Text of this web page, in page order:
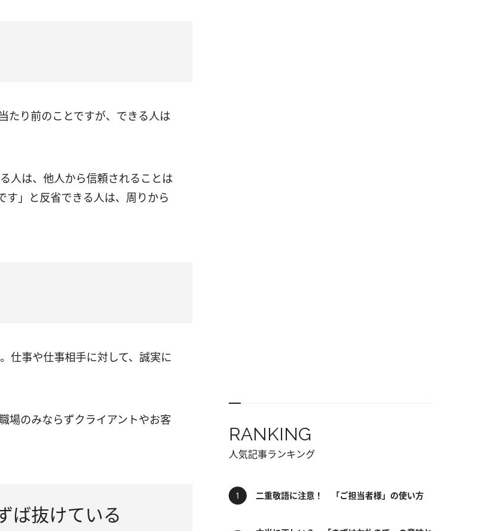
たり前のことですが、できる人は
人は、他人から信頼されることは
す」と反省できる人は、周りから
仕事や仕事相手に対して、誠実に
場のみならずクライアントやお客
ば抜けている
RANKING
人気記事ランキング
二重敬語に注意！ 「ご担当者様」の使い方